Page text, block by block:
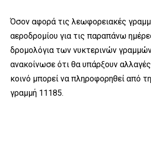
Όσον αφορά τις λεωφορειακές
αεροδρομίου για τις παραπάνω
δρομολόγια των νυκτερινών
ανακοίνωσε ότι θα υπάρξουν
κοινό μπορεί να πληροφορηθεί από
γραμμή 11185.